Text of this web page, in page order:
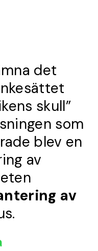
det
skull”
som
blev en
av
av
.